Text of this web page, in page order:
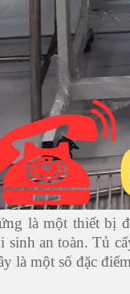
là một thiết bị
sinh an toàn. Tủ
là một số đặc